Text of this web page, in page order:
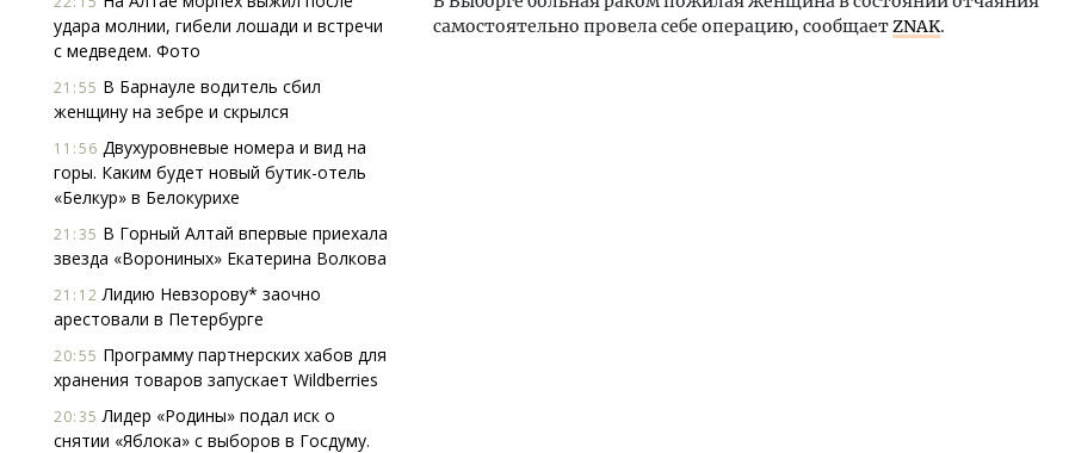
удара молнии, гибели лошади и встречи
с медведем. Фото
21:55 В Барнауле водитель сбил
женщину на зебре и скрылся
11:56 Двухуровневые номера и вид на
горы. Каким будет новый бутик-отель
«Белкур» в Белокурихе
21:35 В Горный Алтай впервые приехала
звезда «Ворониных» Екатерина Волкова
21:12 Лидию Невзорову* заочно
арестовали в Петербурге
20:55 Программу партнерских хабов для
хранения товаров запускает Wildberries
20:35 Лидер «Родины» подал иск о
снятии «Яблока» с выборов в Госдуму.
самостоятельно провела себе операцию, сообщаетZNAK.